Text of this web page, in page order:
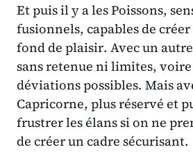
Et puis il y a les Poissons,
fusionnels, capables de créer
fond de plaisir. Avec un
sans retenue ni limites, voire
déviations possibles. Mais
Capricorne, plus réservé et
frustrer les élans si on ne
de créer un cadre sécurisant.